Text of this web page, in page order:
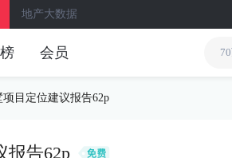
地产大数据
会员
目定位建议报告62p
报告62p